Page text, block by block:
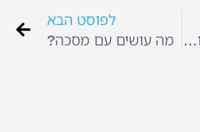
גני ילדים ביום הכיפורים
לפוסט הבא
מה עושים עם מסכה?